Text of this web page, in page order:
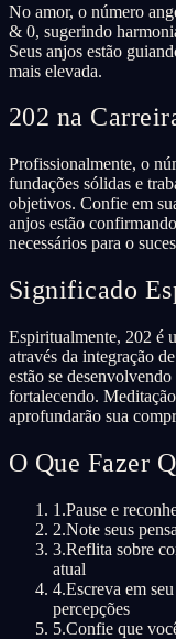
No amor, o número
& 0, sugerindo
Seus anjos estão
mais elevada.
202 na
Profissionalmente, o
fundações sólidas e
objetivos. Confie em
anjos estão
necessários para o
Significado
Espiritualmente, 202 é
através da integração
estão se
fortalecendo.
aprofundarão sua
O Que Fazer
1.Pause e
2.Note seus
3.Reflita sobre
atual
4.Escreva em
percepções
5.Confie que